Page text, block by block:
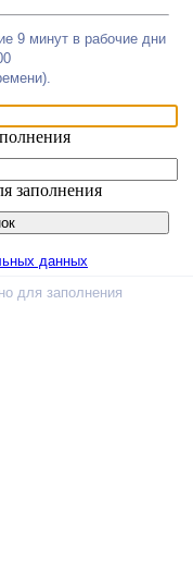
9 минут в рабочие дни
заполнения
данных
для заполнения